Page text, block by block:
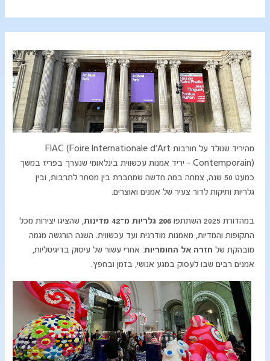
מהיריד שנולד על חורבות FIAC (Foire Internationale d’Art
Contemporain) - יריד אמנות עכשווית בינלאומי שנערך בפריז במשך
כמעט 50 שנה, צמחה במה חדשה שמחברת בין מסחר לתרבות, ובין
גלריות ותיקות לדור צעיר של אמנים ואוצרים.
במהדורת 2025 השתתפו 206 גלריות מ־42 מדינות
, שהציגו יצירות מכל
התקופות והמדיות, מאמנות מודרנית ועד עכשווית. השנה הורגשה מגמה
מובהקת של חזרה אל החומריות: אחרי עשור של עיסוק בדיגיטליות,
אמנים רבים שבו לעסוק במגע אנושי, בזמן ובחפץ.